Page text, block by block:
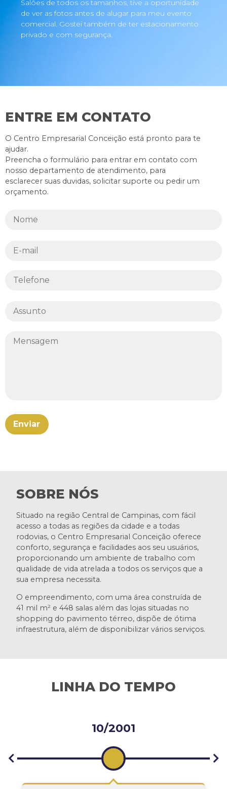
Salões de todos os tamanhos, tive a oportunidade
de ver as fotos antes de alugar para meu evento
comercial. Gostei também de ter estacionamento
privado e com segurança.
ENTRE EM CONTATO
O Centro Empresarial Conceição está pronto para te
ajudar.
Preencha o formulário para entrar em contato com
nosso departamento de atendimento, para
esclarecer suas duvidas, solicitar suporte ou pedir um
orçamento.
SOBRE NÓS
Situado na região Central de Campinas, com fácil
acesso a todas as regiões da cidade e a todas
rodovias, o Centro Empresarial Conceição oferece
conforto, segurança e facilidades aos seu usuários,
proporcionando um ambiente de trabalho com
qualidade de vida atrelada a todos os serviços que a
sua empresa necessita.
O empreendimento, com uma área construída de
41 mil m² e 448 salas além das lojas situadas no
shopping do pavimento térreo, dispõe de ótima
infraestrutura, além de disponibilizar vários serviços.
LINHA DO TEMPO
10/2001